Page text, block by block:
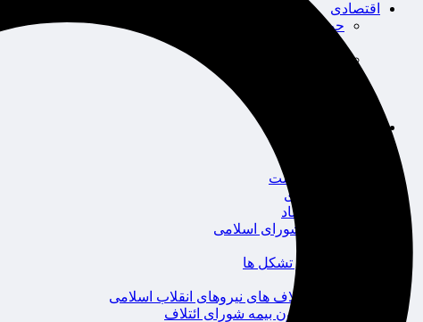
اقتصادی
حوزه بیمه
محیط زیست
گردشگری
سیاست و اقتصاد
مجلس شورای اسلامی
احزاب و تشکل ها
ائتلاف های نیروهای انقلاب اسلامی
کانون بیمه شورای ائتلاف